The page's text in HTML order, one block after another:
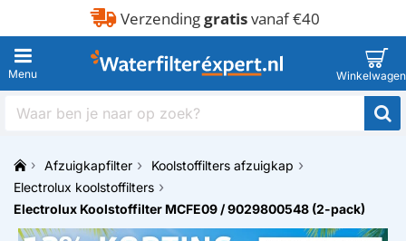
Verzendinggratisvanaf €40
Waar
naar
op
zoek?
h
m
e
Afzuigkapfilter
Koolstoffilters afzuigkap
Electrolux koolstoffilters
Electrolux Koolstoffilter MCFE09 / 9029800548 (2-pack)